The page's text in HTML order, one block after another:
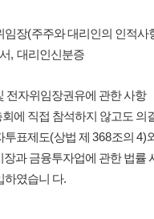
임장(주주와 대리인의 인적사
, 대리인신분증
전자위임장권유에 관한 사항
에 직접 참석하지 않고도 의
투표제도(상법 제 368조의 4)
장과 금융투자업에 관한 법률
하였습니 다.